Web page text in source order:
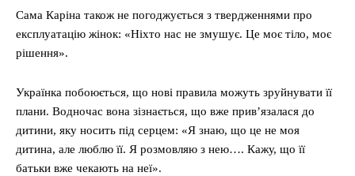
Сама Каріна також не погоджується з твердженнями про
експлуатацію жінок: «Ніхто нас не змушує. Це моє тіло, моє
рішення».
Українка побоюється, що нові правила можуть зруйнувати її
плани. Водночас вона зізнається, що вже прив’язалася до
дитини, яку носить під серцем: «Я знаю, що це не моя
дитина, але люблю її. Я розмовляю з нею…. Кажу, що її
батьки вже чекають на неї».